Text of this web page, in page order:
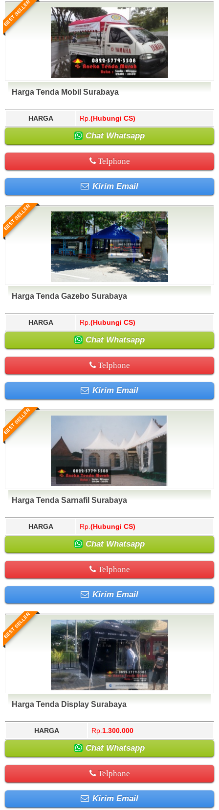
BEST SELLER
Harga Tenda Mobil Surabaya
HARGA Rp. (Hubungi CS)
Chat Whatsapp
Telphone
Kirim Email
BEST SELLER
Harga Tenda Gazebo Surabaya
HARGA Rp. (Hubungi CS)
Chat Whatsapp
Telphone
Kirim Email
BEST SELLER
Harga Tenda Sarnafil Surabaya
HARGA Rp. (Hubungi CS)
Chat Whatsapp
Telphone
Kirim Email
BEST SELLER
Harga Tenda Display Surabaya
HARGA Rp. 1.300.000
Chat Whatsapp
Telphone
Kirim Email